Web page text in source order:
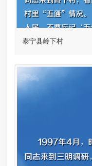
泰宁县岭下村